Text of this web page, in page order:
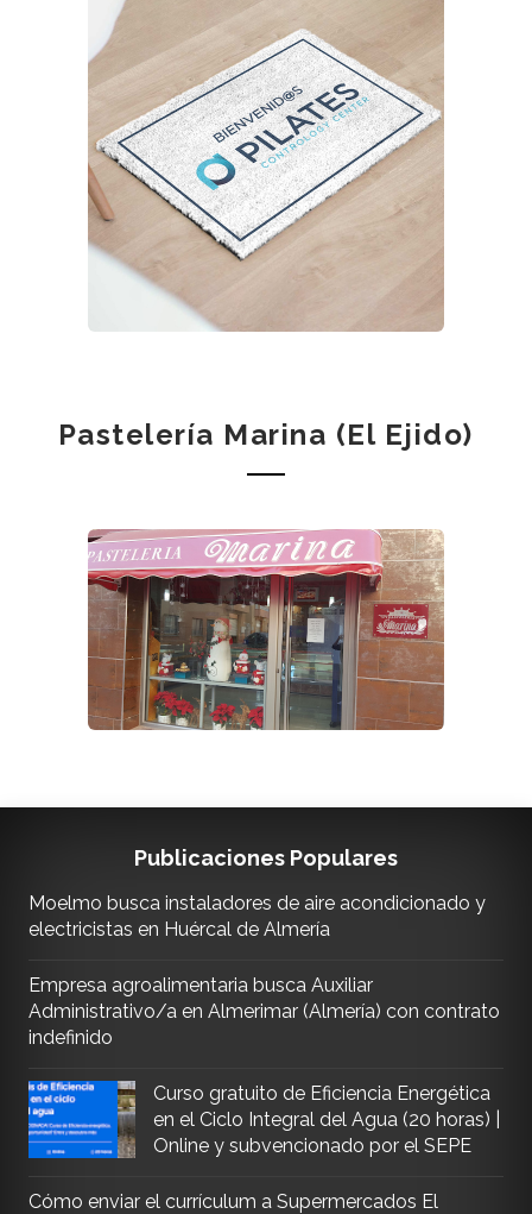
Pastelería Marina (El Ejido)
Publicaciones Populares
Moelmo busca instaladores de aire acondicionado y
electricistas en Huércal de Almería
Empresa agroalimentaria busca Auxiliar
Administrativo/a en Almerimar (Almería) con contrato
indefinido
Curso gratuito de Eficiencia Energética
en el Ciclo Integral del Agua (20 horas) |
Online y subvencionado por el SEPE
Cómo enviar el currículum a Supermercados El